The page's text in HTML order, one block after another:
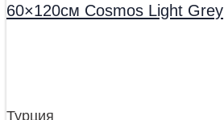
60×120см Cosmos Light Grey
Турция